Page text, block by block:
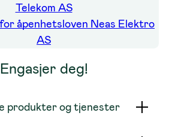
Telekom AS
åpenhetsloven Neas Elektro
AS
Engasjer deg!
produkter og tjenester